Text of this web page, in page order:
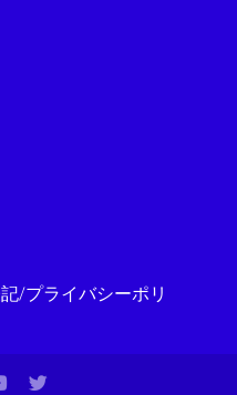
/プライバシーポリ